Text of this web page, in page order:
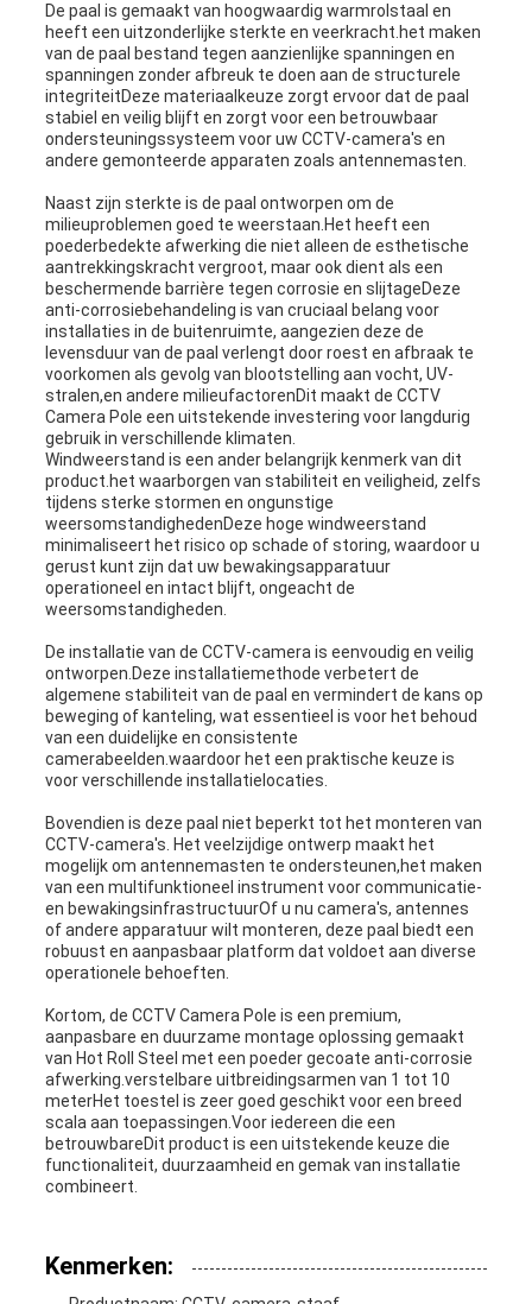
De paal is gemaakt van hoogwaardig warmrolstaal en
heeft een uitzonderlijke sterkte en veerkracht.het maken
van de paal bestand tegen aanzienlijke spanningen en
spanningen zonder afbreuk te doen aan de structurele
integriteitDeze materiaalkeuze zorgt ervoor dat de paal
stabiel en veilig blijft en zorgt voor een betrouwbaar
ondersteuningssysteem voor uw CCTV-camera's en
andere gemonteerde apparaten zoals antennemasten.
Naast zijn sterkte is de paal ontworpen om de
milieuproblemen goed te weerstaan.Het heeft een
poederbedekte afwerking die niet alleen de esthetische
aantrekkingskracht vergroot, maar ook dient als een
beschermende barrière tegen corrosie en slijtageDeze
anti-corrosiebehandeling is van cruciaal belang voor
installaties in de buitenruimte, aangezien deze de
levensduur van de paal verlengt door roest en afbraak te
voorkomen als gevolg van blootstelling aan vocht, UV-
stralen,en andere milieufactorenDit maakt de CCTV
Camera Pole een uitstekende investering voor langdurig
gebruik in verschillende klimaten.
Windweerstand is een ander belangrijk kenmerk van dit
product.het waarborgen van stabiliteit en veiligheid, zelfs
tijdens sterke stormen en ongunstige
weersomstandighedenDeze hoge windweerstand
minimaliseert het risico op schade of storing, waardoor u
gerust kunt zijn dat uw bewakingsapparatuur
operationeel en intact blijft, ongeacht de
weersomstandigheden.
De installatie van de CCTV-camera is eenvoudig en veilig
ontworpen.Deze installatiemethode verbetert de
algemene stabiliteit van de paal en vermindert de kans op
beweging of kanteling, wat essentieel is voor het behoud
van een duidelijke en consistente
camerabeelden.waardoor het een praktische keuze is
voor verschillende installatielocaties.
Bovendien is deze paal niet beperkt tot het monteren van
CCTV-camera's. Het veelzijdige ontwerp maakt het
mogelijk om antennemasten te ondersteunen,het maken
van een multifunktioneel instrument voor communicatie-
en bewakingsinfrastructuurOf u nu camera's, antennes
of andere apparatuur wilt monteren, deze paal biedt een
robuust en aanpasbaar platform dat voldoet aan diverse
operationele behoeften.
Kortom, de CCTV Camera Pole is een premium,
aanpasbare en duurzame montage oplossing gemaakt
van Hot Roll Steel met een poeder gecoate anti-corrosie
afwerking.verstelbare uitbreidingsarmen van 1 tot 10
meterHet toestel is zeer goed geschikt voor een breed
scala aan toepassingen.Voor iedereen die een
betrouwbareDit product is een uitstekende keuze die
functionaliteit, duurzaamheid en gemak van installatie
combineert.
Kenmerken: